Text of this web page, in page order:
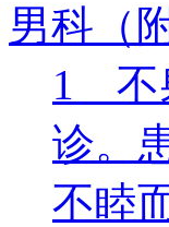
男科（
1 不
诊。
不睦